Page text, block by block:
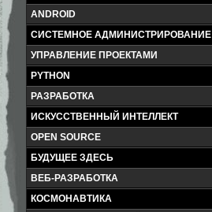
ANDROID
СИСТЕМНОЕ АДМИНИСТРИРОВАНИЕ
УПРАВЛЕНИЕ ПРОЕКТАМИ
PYTHON
РАЗРАБОТКА
ИСКУССТВЕННЫЙ ИНТЕЛЛЕКТ
OPEN SOURCE
БУДУЩЕЕ ЗДЕСЬ
ВЕБ-РАЗРАБОТКА
КОСМОНАВТИКА